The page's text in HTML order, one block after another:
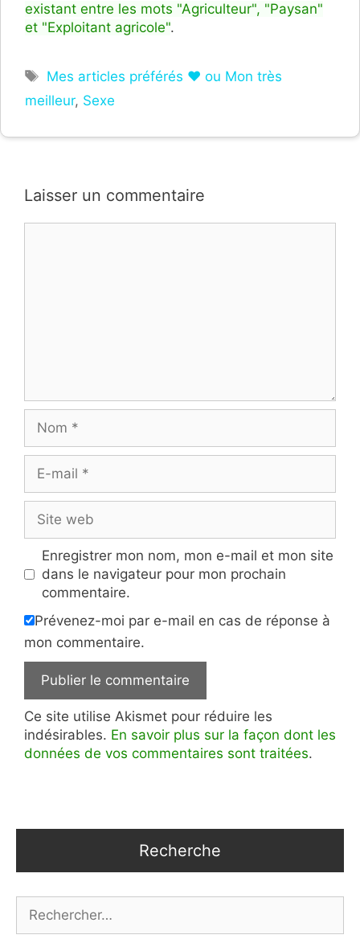
existant entre les mots "Agriculteur", "Paysan"
et "Exploitant agricole".
Étiquettes
Mes articles préférés ❤ ou Mon très
meilleur, Sexe
Laisser un commentaire
mail
web
Enregistrer mon nom, mon e-mail et mon site
dans le navigateur pour mon prochain
commentaire.
Prévenez-moi par e-mail en cas de réponse à
mon commentaire.
Ce site utilise Akismet pour réduire les
indésirables. En savoir plus sur la façon dont les
données de vos commentaires sont traitées.
Recherche